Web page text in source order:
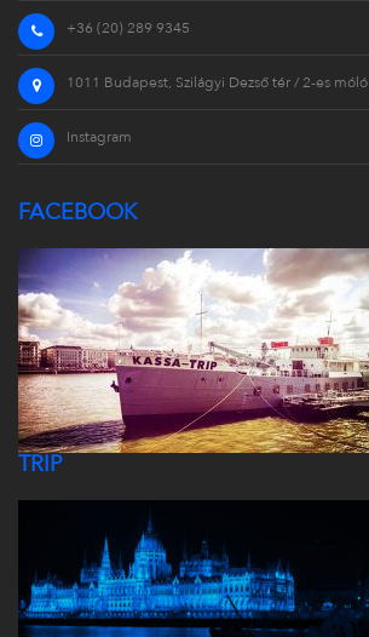
+36 (20) 289 9345
1011 Budapest, Szilágyi Dezső tér / 2-es móló
Instagram
FACEBOOK
TRIP